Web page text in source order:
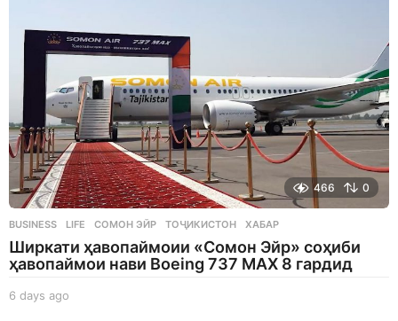
466 0
BUSINESS ,LIFE СОМОН ЭЙР ,ТОҶИКИСТОН ,ХАБАР
Ширкати ҳавопаймоии «Сомон Эйр» соҳиби
ҳавопаймои нави Boeing 737 MAX 8 гардид
6 days ago